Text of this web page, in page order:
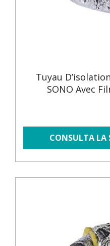
Tuyau
SONO Avec
CONSULTA LA